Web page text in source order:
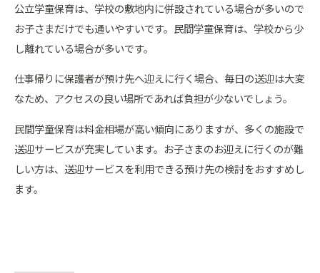
公立学童保育は、学校の敷地内に併設されている場合が多いので
お子さまだけでも通いやすいです。民間学童保育は、学校から少
し離れている場合が多いです。
仕事帰りに保護者が預け先へ迎えに行く場合、毎日の送迎は大変
なため、アクセスの良い場所であれば負担が少ないでしょう。
民間学童保育は料金相場が高い傾向にありますが、多くの施設で
送迎サービスが充実しています。お子さまのお迎えに行くのが難
しい方は、送迎サービスを利用できる預け先の検討をおすすめし
ます。